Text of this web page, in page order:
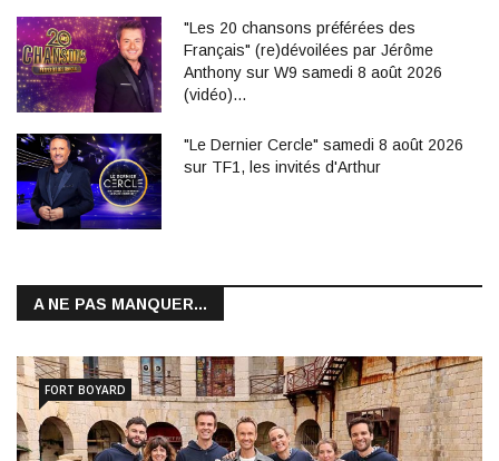
"Les 20 chansons préférées des
Français" (re)dévoilées par Jérôme
Anthony sur W9 samedi 8 août 2026
(vidéo)…
"Le Dernier Cercle" samedi 8 août 2026
sur TF1, les invités d'Arthur
A NE PAS MANQUER...
FORT BOYARD